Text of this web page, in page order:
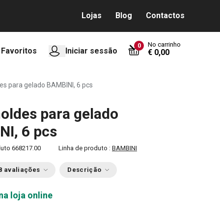
Lojas Blog Contactos
Favoritos Iniciar sessão
0 No carrinho
€ 0,00
para gelado BAMBINI, 6 pcs
para gelado
6 pcs
668217.00 Linha de produto : BAMBINI
avaliações Descrição
loja online